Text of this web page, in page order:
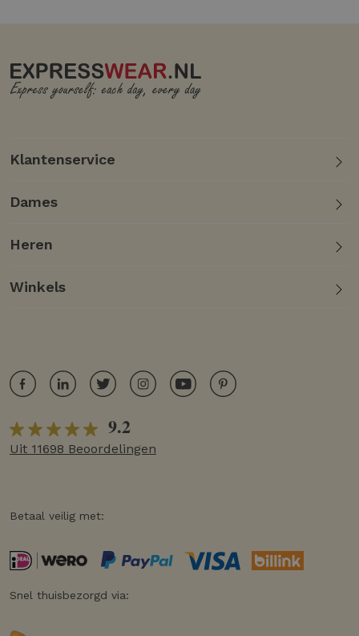
Klantenservice
Dames
Heren
Winkels
9.2
Uit 11698 Beoordelingen
Betaal veilig met:
Snel thuisbezorgd via: